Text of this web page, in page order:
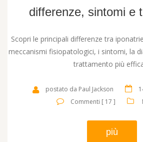
differenze, sintomi e
Scopri le principali differenze tra
meccanismi fisiopatologici, i sintomi, la
trattamento più
postato da Paul Jackson
Commenti [ 17 ]
più